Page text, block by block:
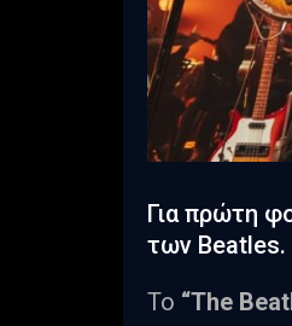
Για πρώτη
των Beatles.
Το “The